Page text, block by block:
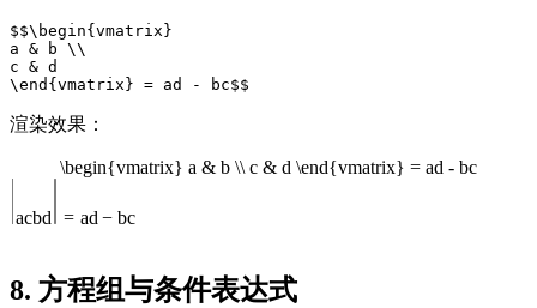
$$\begin{vmatrix}
a & b \\
c & d
渲染效果：
\begin{vmatrix} a & b \\ c & d \end{vmatrix} = ad - bc
acbd = ad − bc
8. 方程组与条件表达式